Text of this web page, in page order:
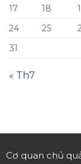
17
18
24
25
31
« Th7
Cơ quan chủ